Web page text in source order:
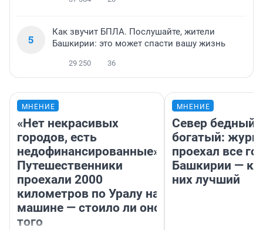
5
Как звучит БПЛА. Послушайте, жители
Башкирии: это может спасти вашу жизнь
29 250 36
МНЕНИЕ
«Нет некрасивых
городов, есть
недофинансированные».
Путешественники
проехали 2000
километров по Уралу на
машине — стоило ли оно
того
МНЕНИЕ
Север бедный,
богатый:
проехал все
Башкирии —
них лучший